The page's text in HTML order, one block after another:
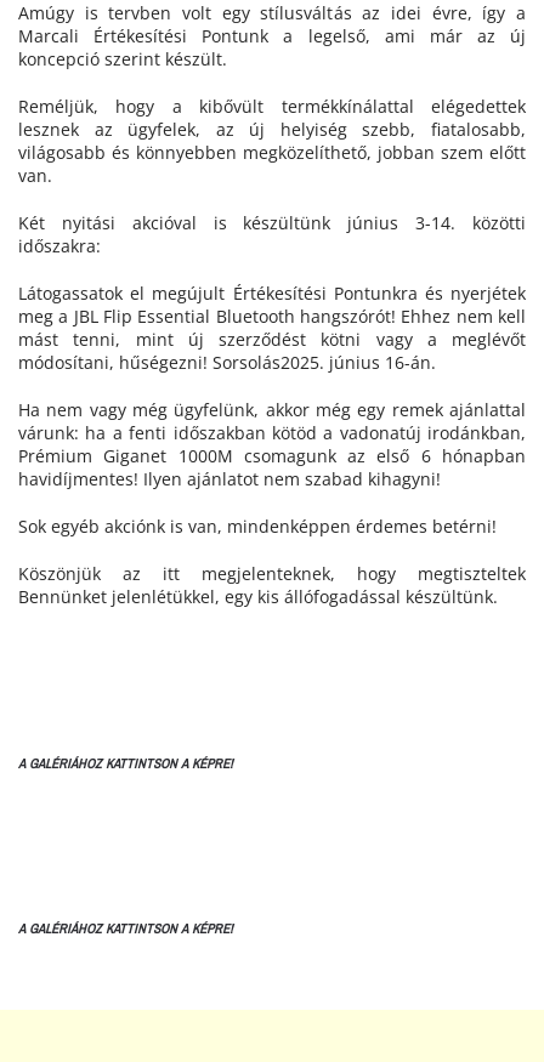
Amúgy is tervben volt egy stílusváltás az idei évre, így a
Marcali Értékesítési Pontunk a legelső, ami már az új
koncepció szerint készült.
Reméljük, hogy a kibővült termékkínálattal elégedettek
lesznek az ügyfelek, az új helyiség szebb, fiatalosabb,
világosabb és könnyebben megközelíthető, jobban szem előtt
van.
Két nyitási akcióval is készültünk június 3-14. közötti
időszakra:
Látogassatok el megújult Értékesítési Pontunkra és nyerjétek
meg a JBL Flip Essential Bluetooth hangszórót! Ehhez nem kell
mást tenni, mint új szerződést kötni vagy a meglévőt
módosítani, hűségezni! Sorsolás2025. június 16-án.
Ha nem vagy még ügyfelünk, akkor még egy remek ajánlattal
várunk: ha a fenti időszakban kötöd a vadonatúj irodánkban,
Prémium Giganet 1000M csomagunk az első 6 hónapban
havidíjmentes! Ilyen ajánlatot nem szabad kihagyni!
Sok egyéb akciónk is van, mindenképpen érdemes betérni!
Köszönjük az itt megjelenteknek, hogy megtiszteltek
Bennünket jelenlétükkel, egy kis állófogadással készültünk.
A GALÉRIÁHOZ KATTINTSON A KÉPRE!
A GALÉRIÁHOZ KATTINTSON A KÉPRE!